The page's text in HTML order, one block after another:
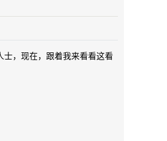
士，现在，跟着我来看看这看